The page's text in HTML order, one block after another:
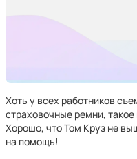
Хоть у всех работников
страховочные ремни,
Хорошо, что Том Круз не
на помощь!